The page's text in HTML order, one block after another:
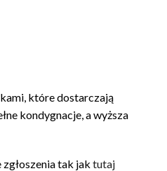
które dostarczają
kondygnacje, a wyższa
tak jak tutaj